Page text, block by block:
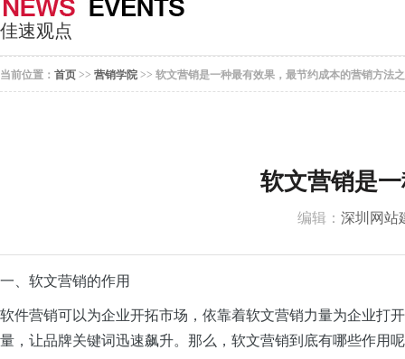
我
系
们
佳速观点
当前位置： 首页 >> 营销学院 >> 软文营销是一种最有效果，最节约成本的营销方法
软文营销是
编辑： 深圳网站
一、软文营销的作用
软件营销可以为企业开拓市场，依靠着软文营销力量为企业打
量，让品牌关键词迅速飙升。那么，软文营销到底有哪些作用